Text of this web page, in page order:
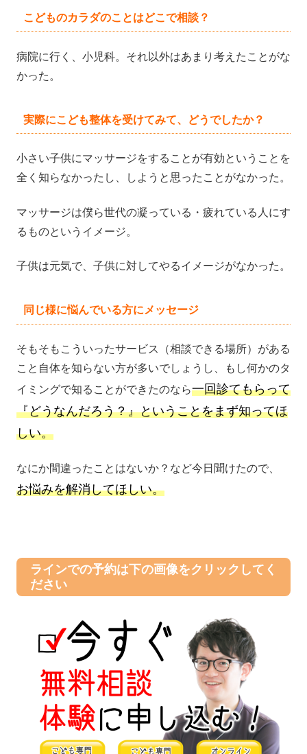
こどものカラダのことはどこで相談？
病院に行く、小児科。それ以外はあまり考えたことがな
かった。
実際にこども整体を受けてみて、どうでしたか？
小さい子供にマッサージをすることが有効ということを
全く知らなかったし、しようと思ったことがなかった。
マッサージは僕ら世代の凝っている・疲れている人にす
るものというイメージ。
子供は元気で、子供に対してやるイメージがなかった。
同じ様に悩んでいる方にメッセージ
そもそもこういったサービス（相談できる場所）がある
こと自体を知らない方が多いでしょうし、もし何かのタ
イミングで知ることができたのなら一回診てもらって
『どうなんだろう？』ということをまず知ってほ
しい。
なにか間違ったことはないか？など今日聞けたので、
お悩みを解消してほしい。
ラインでの予約は下の画像をクリックしてく
ださい